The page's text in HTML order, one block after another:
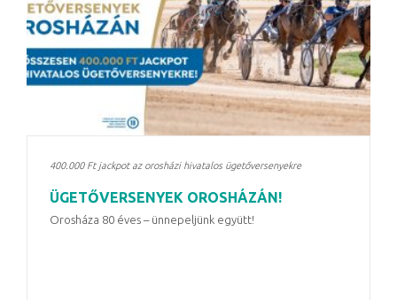
400.000 Ft jackpot az orosházi hivatalos ügetőversenyekre
ÜGETŐVERSENYEK OROSHÁZÁN!
Orosháza 80 éves – ünnepeljünk együtt!